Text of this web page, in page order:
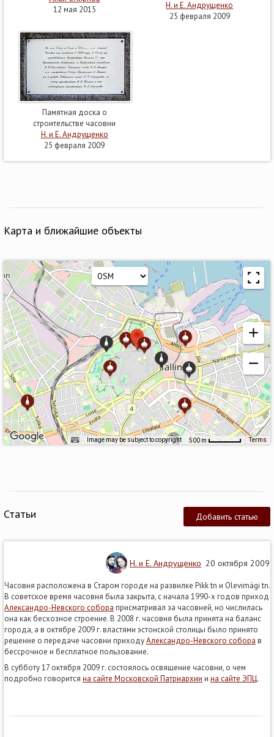
12 мая 2015
Н. и Е. Андрущенко
25 февраля 2009
Памятная доска о
строительстве часовни
Н. и Е. Андрущенко
25 февраля 2009
Карта и ближайшие объекты
Image may be subject to copyright 500 m Terms
Добавить статью
Статьи
Н. и Е. Андрущенко 20 октября 2009
Часовня расположена в Старом городе на развилке Pikk tn и Olevimägi tn.
В советское время часовня была закрыта, с начала 1990-х годов приход
Александро-Невского собора присматривал за часовней, но числилась
она как бесхозное строение. В 2008 г. часовня была принята на баланс
города, а в октябре 2009 г. властями эстонской столицы было принято
решение о передаче часовни приходуАлександро-Невского собора в
бессрочное и бесплатное пользование.
В субботу 17 октября 2009 г. состоялось освящение часовни, о чем
подробно говорится на сайте Московской Патриархии и на сайте ЭПЦ.